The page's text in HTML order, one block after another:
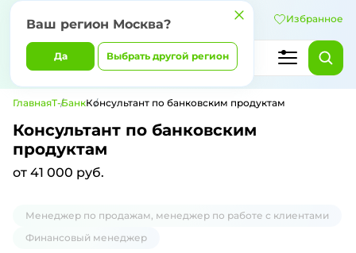
Ваш регион Москва?
Да Выбрать другой регион
Избранное
ГлавнаяТ-БанкКонсультант по банковским продуктам
Консультант по банковским
продуктам
от 41 000 руб.
Менеджер по продажам, менеджер по работе с клиентами
Финансовый менеджер